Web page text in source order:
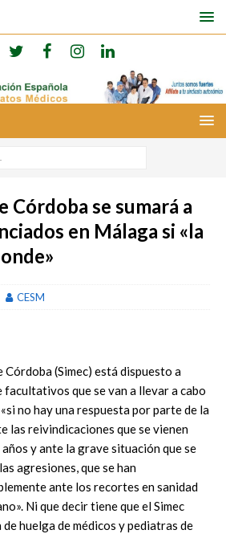
Córdoba se sumará a
en Málaga si «la
CESM
Córdoba (Simec) está dispuesto a
facultativos que se van a llevar a cabo
no hay una respuesta por parte de la
las reivindicaciones que se vienen
y ante la grave situación que se
agresiones, que se han
ante los recortes en sanidad
Ni que decir tiene que el Simec
huelga de médicos y pediatras de